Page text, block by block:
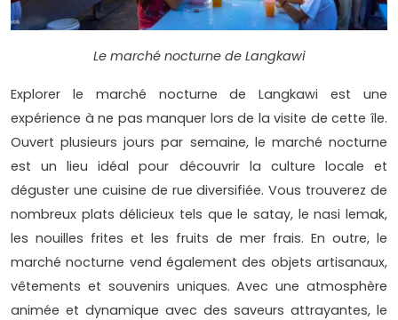
Le marché nocturne de Langkawi
Explorer le marché nocturne de Langkawi est une
expérience à ne pas manquer lors de la visite de cette île.
Ouvert plusieurs jours par semaine, le marché nocturne
est un lieu idéal pour découvrir la culture locale et
déguster une cuisine de rue diversifiée. Vous trouverez de
nombreux plats délicieux tels que le satay, le nasi lemak,
les nouilles frites et les fruits de mer frais. En outre, le
marché nocturne vend également des objets artisanaux,
vêtements et souvenirs uniques. Avec une atmosphère
animée et dynamique avec des saveurs attrayantes, le